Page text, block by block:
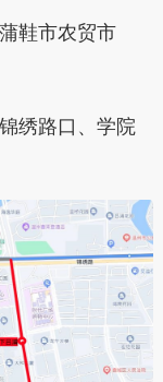
鞋市农贸市
绣路口、学院